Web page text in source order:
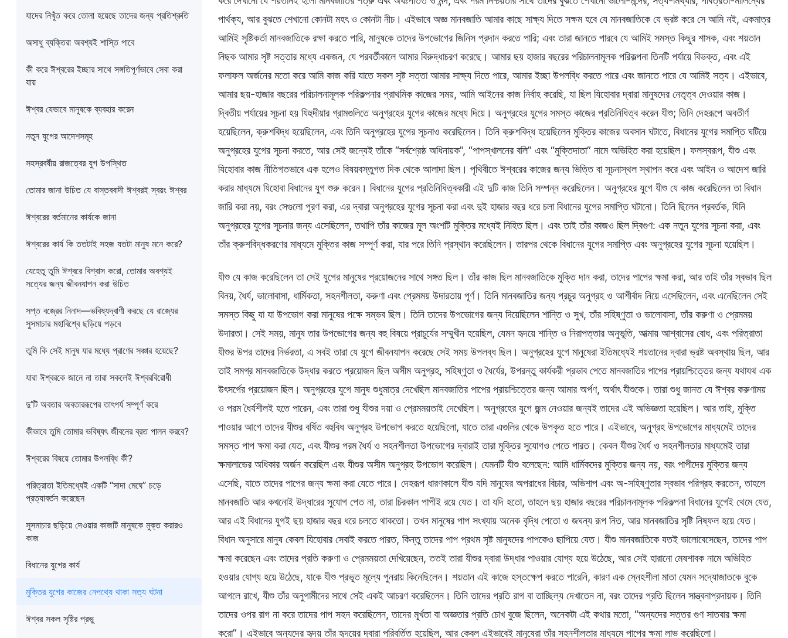
যাদের নিখুঁত করে তোলা হয়েছে তাদের জন্য প্রতিশ্রুতি
অসাধু ব্যক্তিরা অবশ্যই শাস্তি পাবে
কী করে ঈশ্বরের ইচ্ছার সাথে সঙ্গতিপূর্ণভাবে সেবা করা
যায়
ঈশ্বর যেভাবে মানুষকে ব্যবহার করেন
নতুন যুগের আদেশসমূহ
সহস্রবর্ষীয় রাজত্বের যুগ উপস্থিত
তোমার জানা উচিত যে বাস্তববাদী ঈশ্বরই স্বয়ং ঈশ্বর
ঈশ্বরের বর্তমানের কার্যকে জানা
ঈশ্বরের কার্য কি ততটাই সহজ যতটা মানুষ মনে করে?
যেহেতু তুমি ঈশ্বরে বিশ্বাস করো, তোমার অবশ্যই
সত্যের জন্য জীবনযাপন করা উচিত
সপ্ত বজ্রের নিনাদ—ভবিষ্যদ্বাণী করছে যে রাজ্যের
সুসমাচার মহাবিশ্বে ছড়িয়ে পড়বে
তুমি কি সেই মানুষ যার মধ্যে প্রাণের সঞ্চার হয়েছে?
যারা ঈশ্বরকে জানে না তারা সকলেই ঈশ্বরবিরোধী
দু’টি অবতার অবতাররূপের তাৎপর্য সম্পূর্ণ করে
কীভাবে তুমি তোমার ভবিষ্যৎ জীবনের ব্রত পালন করবে?
ঈশ্বরের বিষয়ে তোমার উপলব্ধি কী?
পরিত্রাতা ইতিমধ্যেই একটি “সাদা মেঘে” চড়ে
প্রত্যাবর্তন করেছেন
সুসমাচার ছড়িয়ে দেওয়ার কাজটি মানুষকে মুক্ত করারও
কাজ
বিধানের যুগের কার্য
মুক্তির যুগের কাজের নেপথ্যে থাকা সত্য ঘটনা
ঈশ্বর সকল সৃষ্টির প্রভু
পার্থক্য, আর বুঝতে শেখানো কোনটা মহৎ ও কোনটা নীচ। এইভাবে অজ্ঞ মানবজাতি আমার কাছে সাক্ষ্য দিতে সক্ষম হবে যে মানবজাতিকে যে ভ্রষ্ট করে সে আমি নই, একমাত্র
আমিই সৃষ্টিকর্তা মানবজাতিকে রক্ষা করতে পারি, মানুষকে তাদের উপভোগের জিনিস প্রদান করতে পারি; এবং তারা জানতে পারবে যে আমিই সমস্ত কিছুর শাসক, এবং শয়তান
নিছক আমার সৃষ্ট সত্তার মধ্যে একজন, যে পরবর্তীকালে আমার বিরুদ্ধাচরণ করেছে। আমার ছয় হাজার বছরের পরিচালনামূলক পরিকল্পনা তিনটি পর্যায়ে বিভক্ত, এবং এই
ফলাফল অর্জনের মতো করে আমি কাজ করি যাতে সকল সৃষ্ট সত্তা আমার সাক্ষ্য দিতে পারে, আমার ইচ্ছা উপলব্ধি করতে পারে এবং জানতে পারে যে আমিই সত্য। এইভাবে,
আমার ছয়-হাজার বছরের পরিচালনামূলক পরিকল্পনার প্রাথমিক কাজের সময়, আমি আইনের কাজ নির্বাহ করেছি, যা ছিল যিহোবার দ্বারা মানুষদের নেতৃত্ব দেওয়ার কাজ।
দ্বিতীয় পর্যায়ের সূচনা হয় যিহুদীয়ার গ্রামগুলিতে অনুগ্রহের যুগের কাজের মধ্যে দিয়ে। অনুগ্রহের যুগের সমস্ত কাজের প্রতিনিধিত্ব করেন যীশু; তিনি দেহরূপে অবতীর্ণ
হয়েছিলেন, ক্রুশবিদ্ধ হয়েছিলেন, এবং তিনি অনুগ্রহের যুগের সূচনাও করেছিলেন। তিনি ক্রুশবিদ্ধ হয়েছিলেন মুক্তির কাজের অবসান ঘটাতে, বিধানের যুগের সমাপ্তি ঘটিয়ে
অনুগ্রহের যুগের সূচনা করতে, আর সেই জন্যেই তাঁকে “সর্বশ্রেষ্ঠ অধিনায়ক”, “পাপস্খালনের বলি” এবং “মুক্তিদাতা” নামে অভিহিত করা হয়েছিল। ফলস্বরূপ, যীশু এবং
যিহোবার কাজ নীতিগতভাবে এক হলেও বিষয়বস্তুগত দিক থেকে আলাদা ছিল। পৃথিবীতে ঈশ্বরের কাজের জন্য ভিত্তি বা সূচনাস্থল স্থাপন করে এবং আইন ও আদেশ জারি
করার মাধ্যমে যিহোবা বিধানের যুগ শুরু করেন। বিধানের যুগের প্রতিনিধিত্বকারী এই দুটি কাজ তিনি সম্পন্ন করেছিলেন। অনুগ্রহের যুগে যীশু যে কাজ করেছিলেন তা বিধান
জারি করা নয়, বরং সেগুলো পূরণ করা, এর দ্বারা অনুগ্রহের যুগের সূচনা করা এবং দুই হাজার বছর ধরে চলা বিধানের যুগের সমাপ্তি ঘটানো। তিনি ছিলেন প্রবর্তক, যিনি
অনুগ্রহের যুগের সূচনার জন্য এসেছিলেন, তথাপি তাঁর কাজের মূল অংশটি মুক্তির মধ্যেই নিহিত ছিল। এবং তাই তাঁর কাজও ছিল দ্বিগুণ: এক নতুন যুগের সূচনা করা, এবং
তাঁর ক্রুশবিদ্ধকরণের মাধ্যমে মুক্তির কাজ সম্পূর্ণ করা, যার পরে তিনি প্রস্থান করেছিলেন। তারপর থেকে বিধানের যুগের সমাপ্তি এবং অনুগ্রহের যুগের সূচনা হয়েছিল।
যীশু যে কাজ করেছিলেন তা সেই যুগের মানুষের প্রয়োজনের সাথে সঙ্গত ছিল। তাঁর কাজ ছিল মানবজাতিকে মুক্তি দান করা, তাদের পাপের ক্ষমা করা, আর তাই তাঁর স্বভাব ছিল
বিনয়, ধৈর্য, ভালোবাসা, ধার্মিকতা, সহনশীলতা, করুণা এবং প্রেমময় উদারতায় পূর্ণ। তিনি মানবজাতির জন্য প্রচুর অনুগ্রহ ও আশীর্বাদ নিয়ে এসেছিলেন, এবং এনেছিলেন সেই
সমস্ত কিছু যা যা উপভোগ করা মানুষের পক্ষে সম্ভব ছিল। তিনি তাদের উপভোগের জন্য দিয়েছিলেন শান্তি ও সুখ, তাঁর সহিষ্ণুতা ও ভালোবাসা, তাঁর করুণা ও প্রেমময়
উদারতা। সেই সময়, মানুষ তার উপভোগের জন্য বহু বিষয়ে প্রাচুর্যের সম্মুখীন হয়েছিল, যেমন হৃদয়ে শান্তি ও নিরাপত্তার অনুভূতি, আত্মায় আশ্বাসের বোধ, এবং পরিত্রাতা
যীশুর উপর তাদের নির্ভরতা, এ সবই তারা যে যুগে জীবনযাপন করেছে সেই সময় উপলব্ধ ছিল। অনুগ্রহের যুগে মানুষেরা ইতিমধ্যেই শয়তানের দ্বারা ভ্রষ্ট অবস্থায় ছিল, আর
তাই সমগ্র মানবজাতিকে উদ্ধার করতে প্রয়োজন ছিল অসীম অনুগ্রহ, সহিষ্ণুতা ও ধৈর্যের, উপরন্তু কার্যকরী প্রভাব পেতে মানবজাতির পাপের প্রায়শ্চিত্তের জন্য যথাযথ এক
উৎসর্গের প্রয়োজন ছিল। অনুগ্রহের যুগে মানুষ শুধুমাত্র দেখেছিল মানবজাতির পাপের প্রায়শ্চিত্তের জন্য আমার অর্পণ, অর্থাৎ যীশুকে। তারা শুধু জানত যে ঈশ্বর করুণাময়
ও পরম ধৈর্যশীলই হতে পারেন, এবং তারা শুধু যীশুর দয়া ও প্রেমময়তাই দেখেছিল। অনুগ্রহের যুগে জন্ম নেওয়ার জন্যই তাদের এই অভিজ্ঞতা হয়েছিল। আর তাই, মুক্তি
পাওয়ার আগে তাদের যীশুর বর্ষিত বহুবিধ অনুগ্রহ উপভোগ করতে হয়েছিলো, যাতে তারা এগুলির থেকে উপকৃত হতে পারে। এইভাবে, অনুগ্রহ উপভোগের মাধ্যমেই তাদের
সমস্ত পাপ ক্ষমা করা যেত, এবং যীশুর পরম ধৈর্য ও সহনশীলতা উপভোগের দ্বারাই তারা মুক্তির সুযোগও পেতে পারত। কেবল যীশুর ধৈর্য ও সহনশীলতার মাধ্যমেই তারা
ক্ষমালাভের অধিকার অর্জন করেছিল এবং যীশুর অসীম অনুগ্রহ উপভোগ করেছিল। যেমনটি যীশু বলেছেন: আমি ধার্মিকদের মুক্তির জন্য নয়, বরং পাপীদের মুক্তির জন্য
এসেছি, যাতে তাদের পাপের জন্য ক্ষমা করা যেতে পারে। দেহরূপ ধারণকালে যীশু যদি মানুষের অপরাধের বিচার, অভিশাপ এবং অ-সহিষ্ণুতার স্বভাব পরিগ্রহ করতেন, তাহলে
মানবজাতি আর কখনোই উদ্ধারের সুযোগ পেত না, তারা চিরকাল পাপীই রয়ে যেত। তা যদি হতো, তাহলে ছয় হাজার বছরের পরিচালনামূলক পরিকল্পনা বিধানের যুগেই থেমে যেত,
আর এই বিধানের যুগই ছয় হাজার বছর ধরে চলতে থাকতো। তখন মানুষের পাপ সংখ্যায় অনেক বৃদ্ধি পেতো ও জঘন্য রূপ নিত, আর মানবজাতির সৃষ্টি নিষ্ফল হয়ে যেত।
বিধান অনুসারে মানুষ কেবল যিহোবার সেবাই করতে পারত, কিন্তু তাদের পাপ প্রথম সৃষ্ট মানুষদের পাপকেও ছাপিয়ে যেত। যীশু মানবজাতিকে যতই ভালোবেসেছেন, তাদের পাপ
ক্ষমা করেছেন এবং তাদের প্রতি করুণা ও প্রেমময়তা দেখিয়েছেন, ততই তারা যীশুর দ্বারা উদ্ধার পাওয়ার যোগ্য হয়ে উঠেছে, আর সেই হারানো মেষশাবক নামে অভিহিত
হওয়ার যোগ্য হয়ে উঠেছে, যাকে যীশু প্রভূত মূল্যে পুনরায় কিনেছিলেন। শয়তান এই কাজে হস্তক্ষেপ করতে পারেনি, কারণ এক স্নেহশীলা মাতা যেমন সদ্যোজাতকে বুকে
আগলে রাখে, যীশু তাঁর অনুগামীদের সাথে সেই একই আচরণ করেছিলেন। তিনি তাদের প্রতি রাগ বা তাচ্ছিল্য দেখাতেন না, বরং তাদের প্রতি ছিলেন সান্ত্বনাপ্রদায়ক। তিনি
তাদের ওপর রাগ না করে তাদের পাপ সহন করেছিলেন, তাদের মূর্খতা বা অজ্ঞতার প্রতি চোখ বুজে ছিলেন, অনেকটা এই কথার মতো, “অন্যদের সত্তর গুণ সাতবার ক্ষমা
করো”। এইভাবে অন্যদের হৃদয় তাঁর হৃদয়ের দ্বারা পরিবর্তিত হয়েছিল, আর কেবল এইভাবেই মানুষেরা তাঁর সহনশীলতার মাধ্যমে পাপের ক্ষমা লাভ করেছিলো।